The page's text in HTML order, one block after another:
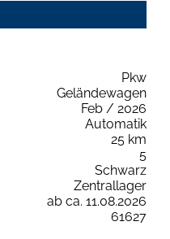
Pkw
Geländewagen
Feb / 2026
Automatik
25 km
5
Schwarz
Zentrallager
ab ca. 11.08.2026
61627